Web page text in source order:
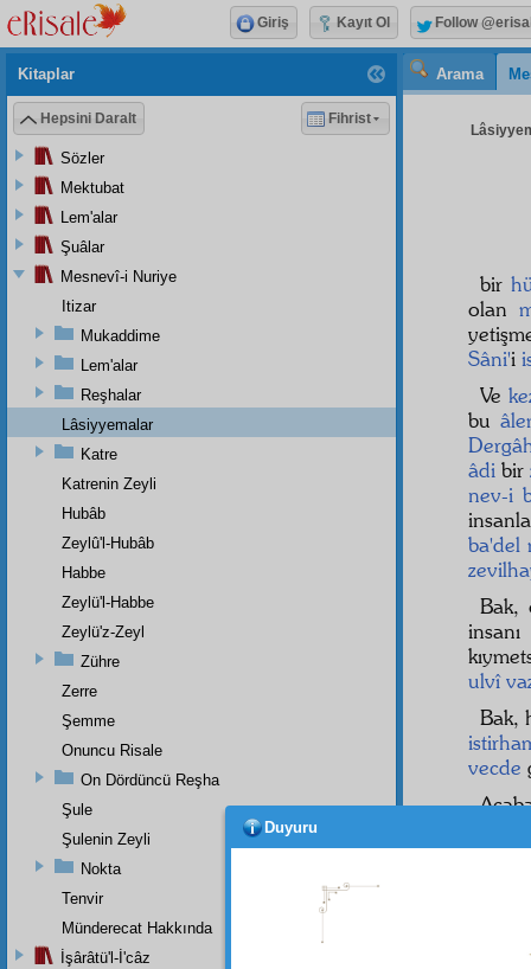
Arama
bir
olan
Sâni'i
Ve
bu
âdi bir
nev-i
ba'del
ulvî
Bak,
vecde
Kitaplar
Hepsini Daralt Fihrist
Sözler
Mektubat
Lem'alar
Şuâlar
Mesnevî-i Nuriye
Itizar
Mukaddime
Lem'alar
Reşhalar
Lâsiyyemalar
Katre
Katrenin Zeyli
Hubâb
Zeylû'l-Hubâb
Habbe
Zeylü'l-Habbe
Zeylü'z-Zeyl
Zühre
Zerre
Şemme
Onuncu Risale
On Dördüncü Reşha
Şule
Şulenin Zeyli
Nokta
Tenvir
Münderecat Hakkında
İşârâtü'l-İ'câz
Giriş Kayıt Ol Follow
Duyuru